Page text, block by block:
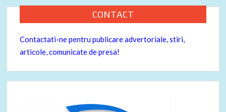
CONTACT
Contactati-ne pentru publicare advertoriale, stiri,
articole, comunicate de presa!